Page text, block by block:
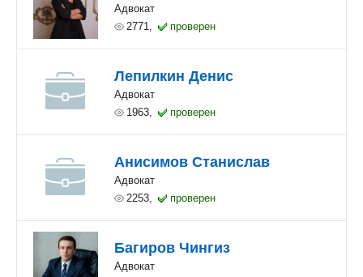
Адвокат
2771,
проверен
Лепилкин Денис
Адвокат
1963,
проверен
Анисимов Станислав
Адвокат
2253,
проверен
Багиров Чингиз
Адвокат